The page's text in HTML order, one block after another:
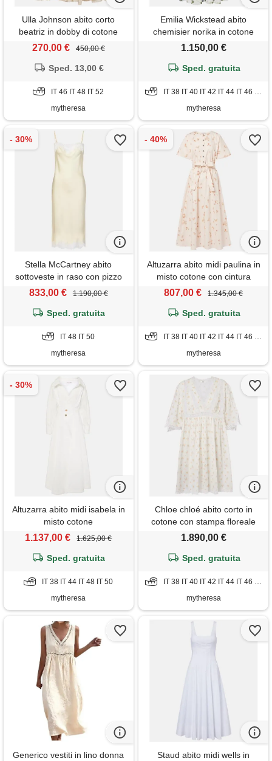
Ulla Johnson abito corto
beatriz in dobby di cotone
270,00 € 450,00 €
Sped. 13,00 €
IT 46 IT 48 IT 52
mytheresa
Emilia Wickstead abito
chemisier norika in cotone
1.150,00 €
Sped. gratuita
IT 38 IT 40 IT 42 IT 44 IT 46 IT 48 IT 50
mytheresa
Stella McCartney abito
sottoveste in raso con pizzo
833,00 € 1.190,00 €
Sped. gratuita
IT 48 IT 50
mytheresa
Altuzarra abito midi paulina in
misto cotone con cintura
807,00 € 1.345,00 €
Sped. gratuita
IT 38 IT 40 IT 42 IT 44 IT 46 IT 48 IT 50
mytheresa
Altuzarra abito midi isabela in
misto cotone
1.137,00 € 1.625,00 €
Sped. gratuita
IT 38 IT 44 IT 48 IT 50
mytheresa
Chloe chloé abito corto in
cotone con stampa floreale
1.890,00 €
Sped. gratuita
IT 38 IT 40 IT 42 IT 44 IT 46 IT 48 IT 50
mytheresa
Generico vestiti in lino donna
Staud abito midi wells in